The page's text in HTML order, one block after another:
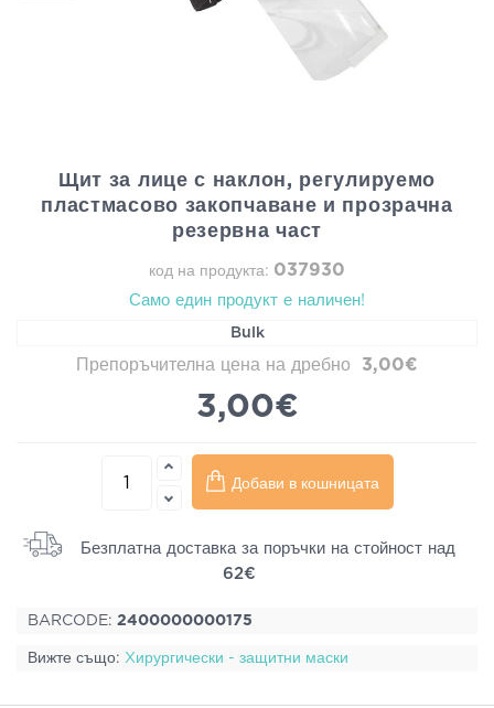
Щит за лице с наклон, регулируемо
пластмасово закопчаване и прозрачна
резервна част
код на продукта: 037930
Само един продукт е наличен!
Bulk
Препоръчителна цена на дребно 3,00€
3,00€
Добави в кошницата
Безплатна доставка за поръчки на стойност над
62€
BARCODE: 2400000000175
Вижте също: Xирургически - защитни маски